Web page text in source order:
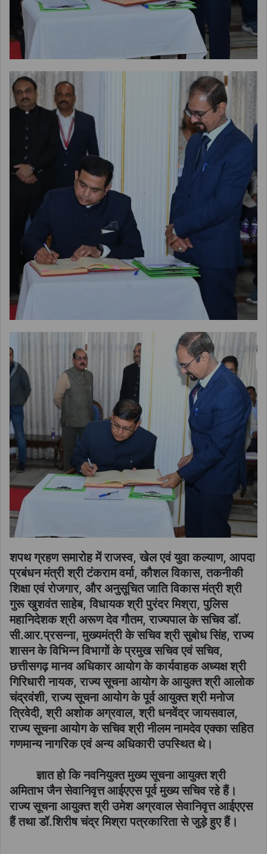
शपथ ग्रहण समारोह में राजस्व, खेल एवं युवा कल्याण, आपदा
प्रबंधन मंत्री श्री टंकराम वर्मा, कौशल विकास, तकनीकी
शिक्षा एवं रोजगार, और अनुसूचित जाति विकास मंत्री श्री
गुरू खुशवंत साहेब, विधायक श्री पुरंदर मिश्रा, पुलिस
महानिदेशक श्री अरूण देव गौतम, राज्यपाल के सचिव डॉ.
सी.आर.प्रसन्ना, मुख्यमंत्री के सचिव श्री सुबोध सिंह, राज्य
शासन के विभिन्न विभागों के प्रमुख सचिव एवं सचिव,
छत्तीसगढ़ मानव अधिकार आयोग के कार्यवाहक अध्यक्ष श्री
गिरिधारी नायक, राज्य सूचना आयोग के आयुक्त श्री आलोक
चंद्रवंशी, राज्य सूचना आयोग के पूर्व आयुक्त श्री मनोज
त्रिवेदी, श्री अशोक अग्रवाल, श्री धनवेंद्र जायसवाल,
राज्य सूचना आयोग के सचिव श्री नीलम नामदेव एक्का सहित
गणमान्य नागरिक एवं अन्य अधिकारी उपस्थित थे।
ज्ञात हो कि नवनियुक्त मुख्य सूचना आयुक्त श्री
अमिताभ जैन सेवानिवृत्त आईएएस पूर्व मुख्य सचिव रहे हैं।
राज्य सूचना आयुक्त श्री उमेश अग्रवाल सेवानिवृत्त आईएएस
हैं तथा डॉ.शिरीष चंद्र मिश्रा पत्रकारिता से जुड़े हुए हैं।